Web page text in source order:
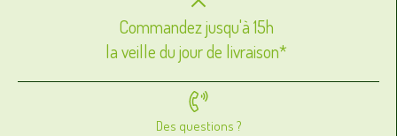
Commandez jusqu'à 15h
la veille du jour de livraison*
Des questions ?